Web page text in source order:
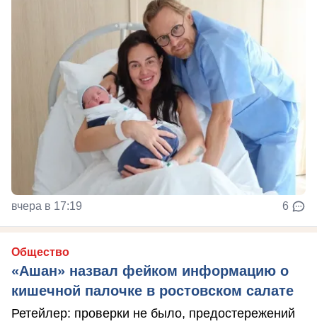
вчера в 17:19 6
Общество
«Ашан» назвал фейком информацию о
кишечной палочке в ростовском салате
Ретейлер: проверки не было, предостережений